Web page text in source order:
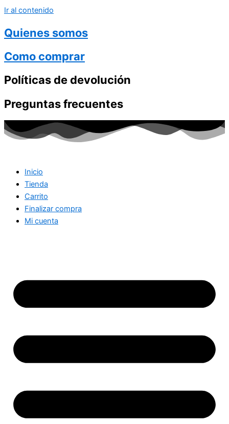
Ir al contenido
Quienes somos
Como comprar
Políticas de devolución
Preguntas frecuentes
Inicio
Tienda
Carrito
Finalizar compra
Mi cuenta